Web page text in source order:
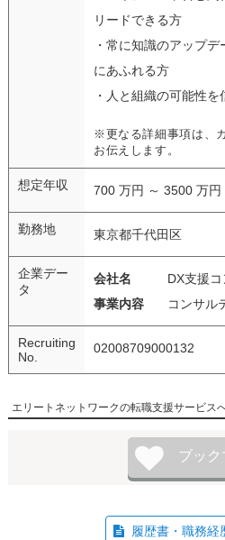
リードできる方
・常に知識のアップ
にあふれる方
・人と組織の可能性
※更なる詳細事項は、
お伝えします。
想定年収 700 万円 ～ 3500 万円
勤務地 東京都千代田区
企業デー
タ
会社名
DX支援
事業内容
コンサル
Recruiting
No.
02008709000132
エリートネットワークの転職支援サービス
履歴書・職務経